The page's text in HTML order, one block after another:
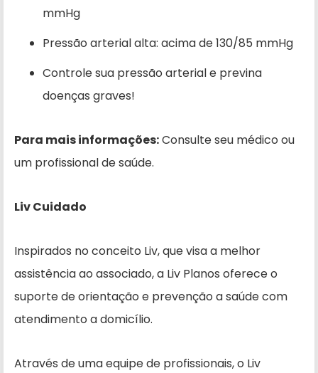
mmHg
Pressão arterial alta: acima de 130/85 mmHg
Controle sua pressão arterial e previna
doenças graves!
Para mais informações:Consulte seu médico ou
um profissional de saúde.
Liv Cuidado
Inspirados no conceito Liv, que visa a melhor
assistência ao associado, a Liv Planos oferece o
suporte de orientação e prevenção a saúde com
atendimento a domicílio.
Através de uma equipe de profissionais, o Liv